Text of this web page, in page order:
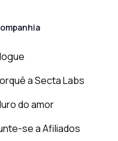
a Secta Labs
do amor
se a Afiliados